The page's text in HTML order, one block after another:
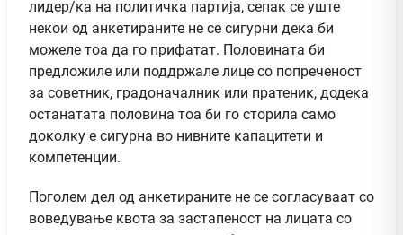
лидер/ка на политичка партија, сепак се уште
некои од анкетираните не се сигурни дека би
можеле тоа да го прифатат. Половината би
предложиле или поддржале лице со попреченост
за советник, градоначалник или пратеник, додека
останатата половина тоа би го сторила само
доколку е сигурна во нивните капацитети и
компетенции.
Поголем дел од анкетираните не се согласуваат со
воведување квота за застапеност на лицата со